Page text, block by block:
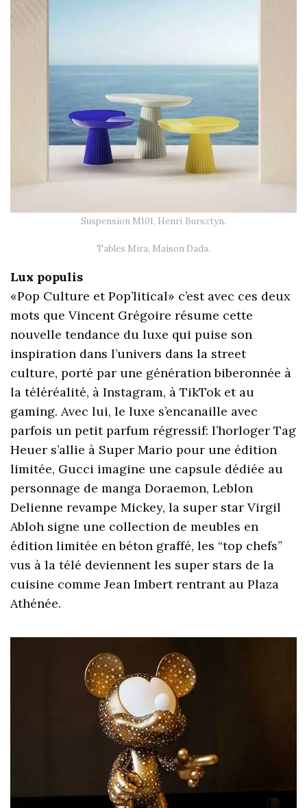
Suspension M101, Henri Bursztyn.
Tables Mira, Maison Dada.
Lux populis
«Pop Culture et Pop’litical» c’est avec ces deux
mots que Vincent Grégoire résume cette
nouvelle tendance du luxe qui puise son
inspiration dans l’univers dans la street
culture, porté par une génération biberonnée à
la téléréalité, à Instagram, à TikTok et au
gaming. Avec lui, le luxe s’encanaille avec
parfois un petit parfum régressif: l’horloger Tag
Heuer s’allie à Super Mario pour une édition
limitée, Gucci imagine une capsule dédiée au
personnage de manga Doraemon, Leblon
Delienne revampe Mickey, la super star Virgil
Abloh signe une collection de meubles en
édition limitée en béton graffé, les “top chefs”
vus à la télé deviennent les super stars de la
cuisine comme Jean Imbert rentrant au Plaza
Athénée.